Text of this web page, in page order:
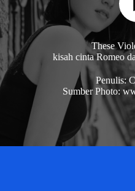
These
kisah cinta Romeo
Penulis:
Sumber Photo: